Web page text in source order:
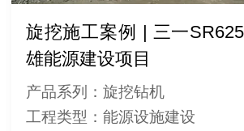
旋挖施工案例 | 三一
雄能源建设项目
产品系列：旋挖钻机
工程类型：能源设施建设